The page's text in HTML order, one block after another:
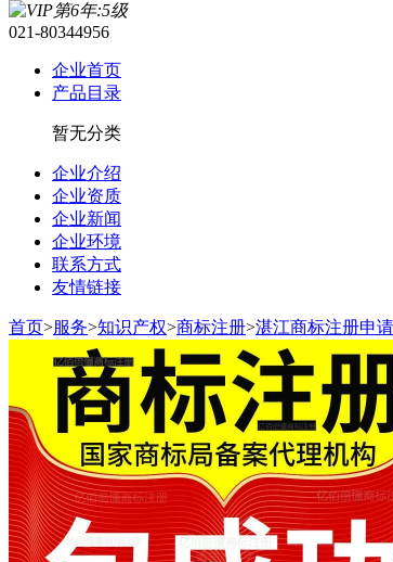
021-80344956
企业首页
产品目录
暂无分类
企业介绍
企业资质
企业新闻
企业环境
联系方式
友情链接
首页>服务>知识产权>商标注册>湛江商标注册申